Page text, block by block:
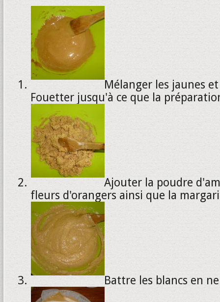
Mélanger les jaunes
Fouetter jusqu'à ce que la
Ajouter la poudre
fleurs d'orangers ainsi que la
Battre les blancs en